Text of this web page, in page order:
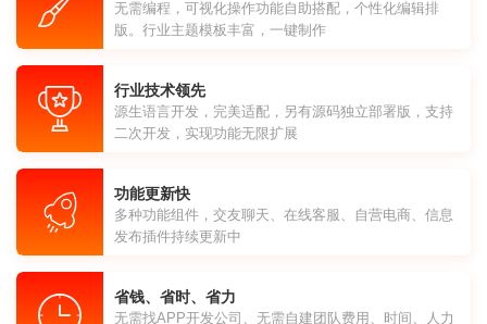
无需编程，可视化操作功能自助搭配，个性化编辑排
版。行业主题模板丰富，一键制作
行业技术领先
源生语言开发，完美适配，另有源码独立部署版，支持
二次开发，实现功能无限扩展
功能更新快
多种功能组件，交友聊天、在线客服、自营电商、信息
发布插件持续更新中
省钱、省时、省力
无需找APP开发公司、无需自建团队费用、时间、人力